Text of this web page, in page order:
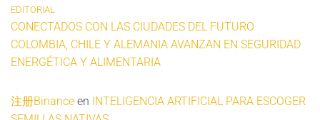
EDITORIAL
CONECTADOS CON LAS CIUDADES DEL FUTURO
COLOMBIA, CHILE Y ALEMANIA AVANZAN EN SEGURIDAD
ENERGÉTICA Y ALIMENTARIA
注册Binance en INTELIGENCIA ARTIFICIAL PARA ESCOGER